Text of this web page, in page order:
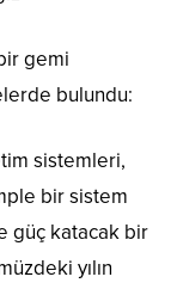
gemi
bulundu:
sistemleri,
bir sistem
güç katacak bir
yılın